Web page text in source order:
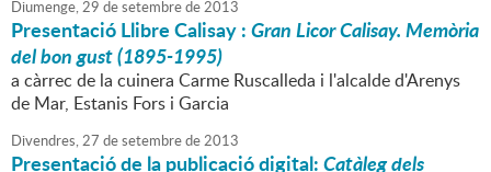
Diumenge,29 desetembrede2013
Presentació Llibre Calisay :Gran Licor Calisay. Memòria
del bon gust (1895-1995)
a càrrec de la cuinera Carme Ruscalleda i l'alcalde d'Arenys
de Mar, Estanis Fors i Garcia
Divendres,27 desetembrede2013
Presentació de la publicació digital:Catàleg dels